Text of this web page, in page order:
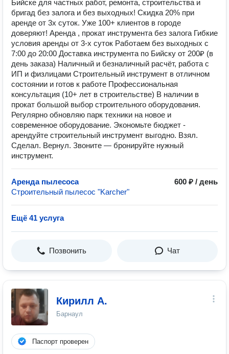
Бийске для частных работ, ремонта, строительства и
бригад без залога и без выходных! Скидка 20% при
аренде от 3х суток. Уже 100+ клиентов в городе
доверяют! Аренда , прокат инструмента без залога Гибкие
условия аренды от 3-х суток Работаем без выходных с
7:00 до 20:00 Доставка инструмента по Бийску от 200₽ (в
день заказа) Наличный и безналичный расчёт, работа с
ИП и физлицами Строительный инструмент в отличном
состоянии и готов к работе Профессиональная
консультация (10+ лет в строительстве) В наличии в
прокат большой выбор строительного оборудования.
Регулярно обновляю парк техники на новое и
современное оборудование. Экономьте бюджет -
арендуйте строительный инструмент выгодно. Взял.
Сделал. Вернул. Звоните — бронируйте нужный
инструмент.
Аренда пылесоса
600 ₽ / день
Строительный пылесос "Karcher"
Ещё 41 услуга
Позвонить Чат
Кирилл А.
Барнаул
Паспорт проверен